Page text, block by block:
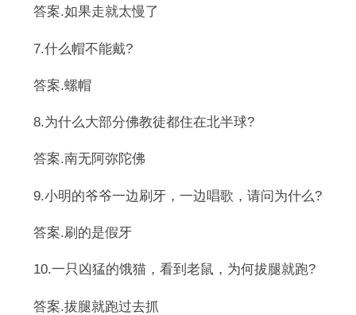
答案.如果走就太慢了
7.什么帽不能戴?
答案.螺帽
8.为什么大部分佛教徒都住在北半球?
答案.南无阿弥陀佛
9.小明的爷爷一边刷牙，一边唱歌，请问为什么?
答案.刷的是假牙
10.一只凶猛的饿猫，看到老鼠，为何拔腿就跑?
答案.拔腿就跑过去抓